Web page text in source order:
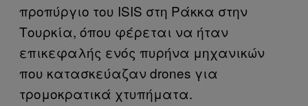
προπύργιο του ISIS στη Ράκκα στην
Τουρκία, όπου φέρεται να ήταν
επικεφαλής ενός πυρήνα μηχανικών
που κατασκεύαζαν drones για
τρομοκρατικά χτυπήματα.